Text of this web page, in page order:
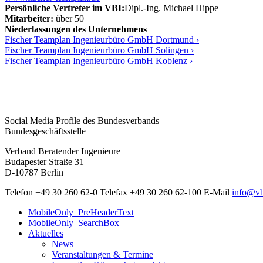
Persönliche Vertreter im VBI:Dipl.-Ing. Michael Hippe
Mitarbeiter: über 50
Niederlassungen des Unternehmens
Fischer Teamplan Ingenieurbüro GmbH Dortmund ›
Fischer Teamplan Ingenieurbüro GmbH Solingen ›
Fischer Teamplan Ingenieurbüro GmbH Koblenz ›
Social Media Profile des Bundesverbands
Bundesgeschäftsstelle
Verband Beratender Ingenieure
Budapester Straße 31
D-10787 Berlin
Telefon +49 30 260 62-0 Telefax +49 30 260 62-100 E-Mail
MobileOnly_PreHeaderText
MobileOnly_SearchBox
Aktuelles
News
Veranstaltungen & Termine